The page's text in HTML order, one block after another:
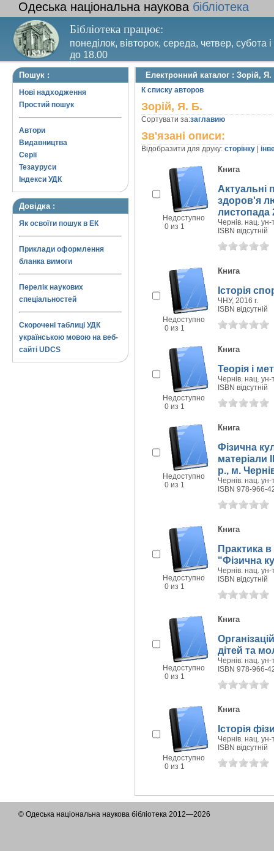
Одеська національна наукова бібліотека
Бібліотека працює:
понеділок, вівторок, середа, четвер, субота
до 18.00
Вихідний день – п’ятниця. Останній четвер
Пошук :
Нові надходження
Простий пошук
Автори
Видавництва
Серії
Тезауруси
Індекси УДК
Довідка :
Як освоїти пошук в ЕК
Приклади оформлення
бланка вимоги
Перелік наукових
спеціальностей
Скорочені таблиці УДК
українською мовою на веб-
сайті UDCS
Електронний каталог : Зорій,
К списку авторов
Зорій, Я. Б.
Сортувати за:заглавию
Зв'язані описи:
Відобразити для друку: сторінку
Недоступно
0 из 1
Книга
Актуальні
здоров'я
листопада
Чернів. нац. ун-
ISBN відсутній
Недоступно
0 из 1
Книга
Історія
ЧНУ, 2016 г.
ISBN відсутній
Недоступно
0 из 1
Книга
Теорія і
Чернів. нац. ун-
ISBN відсутній
Недоступно
0 из 1
Книга
Фізична
матеріали
р., м.
Чернів. нац.
ISBN 978-966-
Недоступно
0 из 1
Книга
Практика в
"Фізична
Чернів. нац.
ISBN відсутній
Недоступно
0 из 1
Книга
дітей та
Чернів. нац.
ISBN 978-966-
Недоступно
0 из 1
Книга
Історія
Чернів. нац.
ISBN відсутній
© Одеська національна наукова бібліотека 2012—2026